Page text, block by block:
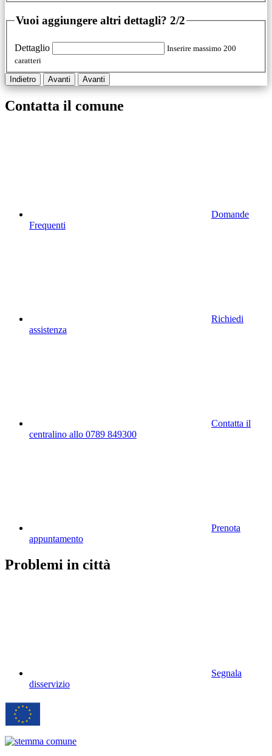
Vuoi aggiungere altri dettagli? 2/2
Dettaglio
Inserire massimo 200
caratteri
Indietro Avanti Avanti
Contatta il comune
Domande
Frequenti
Richiedi
assistenza
Contatta il
centralino allo 0789 849300
Prenota
appuntamento
Problemi in città
Segnala
disservizio